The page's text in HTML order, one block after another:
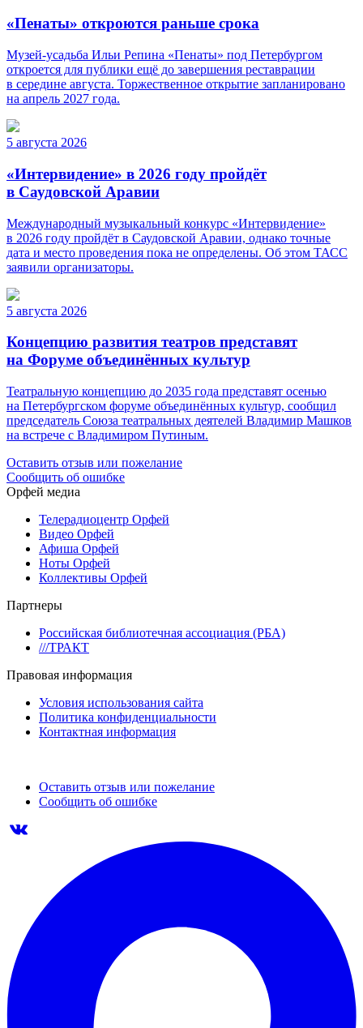
«Пенаты» откроются раньше срока
Музей-усадьба Ильи Репина «Пенаты» под Петербургом
откроется для публики ещё до завершения реставрации
в середине августа. Торжественное открытие запланировано
на апрель 2027 года.
5 августа 2026
«Интервидение» в 2026 году пройдёт
в Саудовской Аравии
Международный музыкальный конкурс «Интервидение»
в 2026 году пройдёт в Саудовской Аравии, однако точные
дата и место проведения пока не определены. Об этом ТАСС
заявили организаторы.
5 августа 2026
Концепцию развития театров представят
на Форуме объединённых культур
Театральную концепцию до 2035 года представят осенью
на Петербургском форуме объединённых культур, сообщил
председатель Союза театральных деятелей Владимир Машков
на встрече с Владимиром Путиным.
Оставить отзыв или пожелание
Сообщить об ошибке
Орфей медиа
Телерадиоцентр Орфей
Видео Орфей
Афиша Орфей
Ноты Орфей
Коллективы Орфей
Партнеры
Российская библиотечная ассоциация (РБА)
///ТРАКТ
Правовая информация
Условия использования сайта
Политика конфиденциальности
Контактная информация
Оставить отзыв или пожелание
Сообщить об ошибке